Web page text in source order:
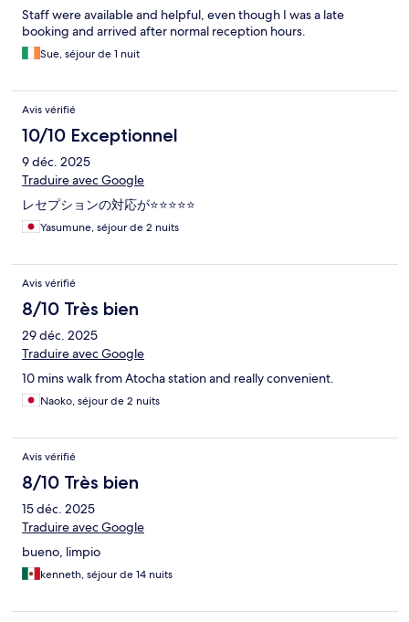
Staff were available and helpful, even though I was a late
booking and arrived after normal reception hours.
Sue, séjour de 1 nuit
Avis vérifié
10/10 Exceptionnel
9 déc. 2025
Traduire avec Google
レセプションの対応が⭐️⭐️⭐️⭐️⭐️
Yasumune, séjour de 2 nuits
Avis vérifié
8/10 Très bien
29 déc. 2025
Traduire avec Google
10 mins walk from Atocha station and really convenient.
Naoko, séjour de 2 nuits
Avis vérifié
8/10 Très bien
15 déc. 2025
Traduire avec Google
bueno, limpio
kenneth, séjour de 14 nuits